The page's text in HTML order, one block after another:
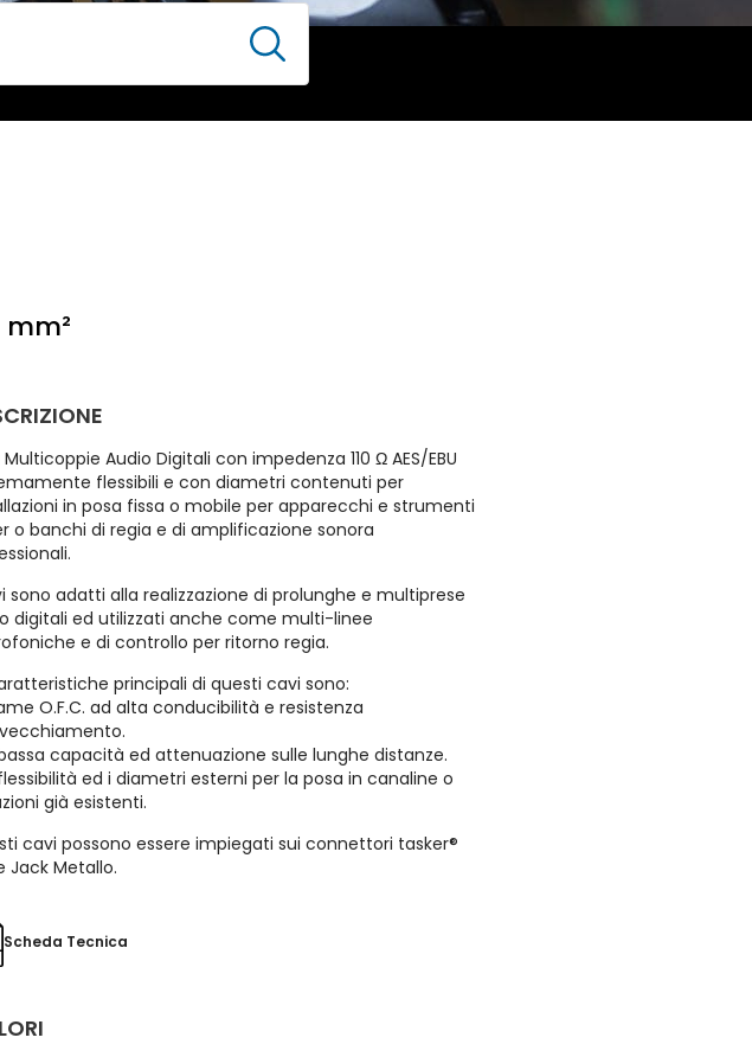
Audio Digitali con impedenza 110 Ω AES/EBU
flessibili e con diametri contenuti per
in posa fissa o mobile per apparecchi e strumenti
o banchi di regia e di amplificazione sonora
sono adatti alla realizzazione di prolunghe e multiprese
digitali ed utilizzati anche come multi-linee
e di controllo per ritorno regia.
principali di questi cavi sono:
O.F.C. ad alta conducibilità e resistenza
capacità ed attenuazione sulle lunghe distanze.
ed i diametri esterni per la posa in canaline o
già esistenti.
cavi possono essere impiegati sui connettori tasker®
Jack Metallo.
Scheda Tecnica